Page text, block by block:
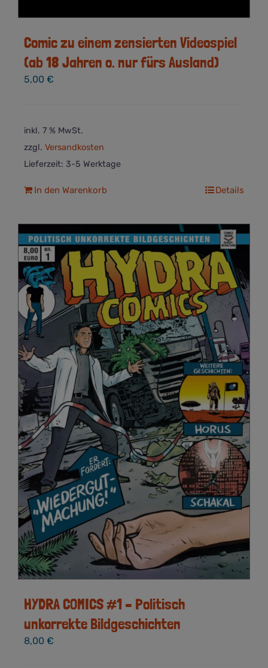
Comic zu einem zensierten Videospiel
(ab 18 Jahren o. nur fürs Ausland)
5,00 €
inkl. 7 % MwSt.
zzgl. Versandkosten
Lieferzeit: 3-5 Werktage
In den Warenkorb Details
HYDRA COMICS #1 – Politisch
unkorrekte Bildgeschichten
8,00 €